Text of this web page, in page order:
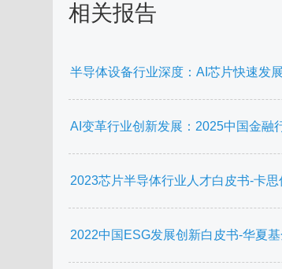
相关报告
半导体设备行业深度：AI芯片快速发
AI变革行业创新发展：2025中国金融
2023芯片半导体行业人才白皮书-卡
2022中国ESG发展创新白皮书-华夏